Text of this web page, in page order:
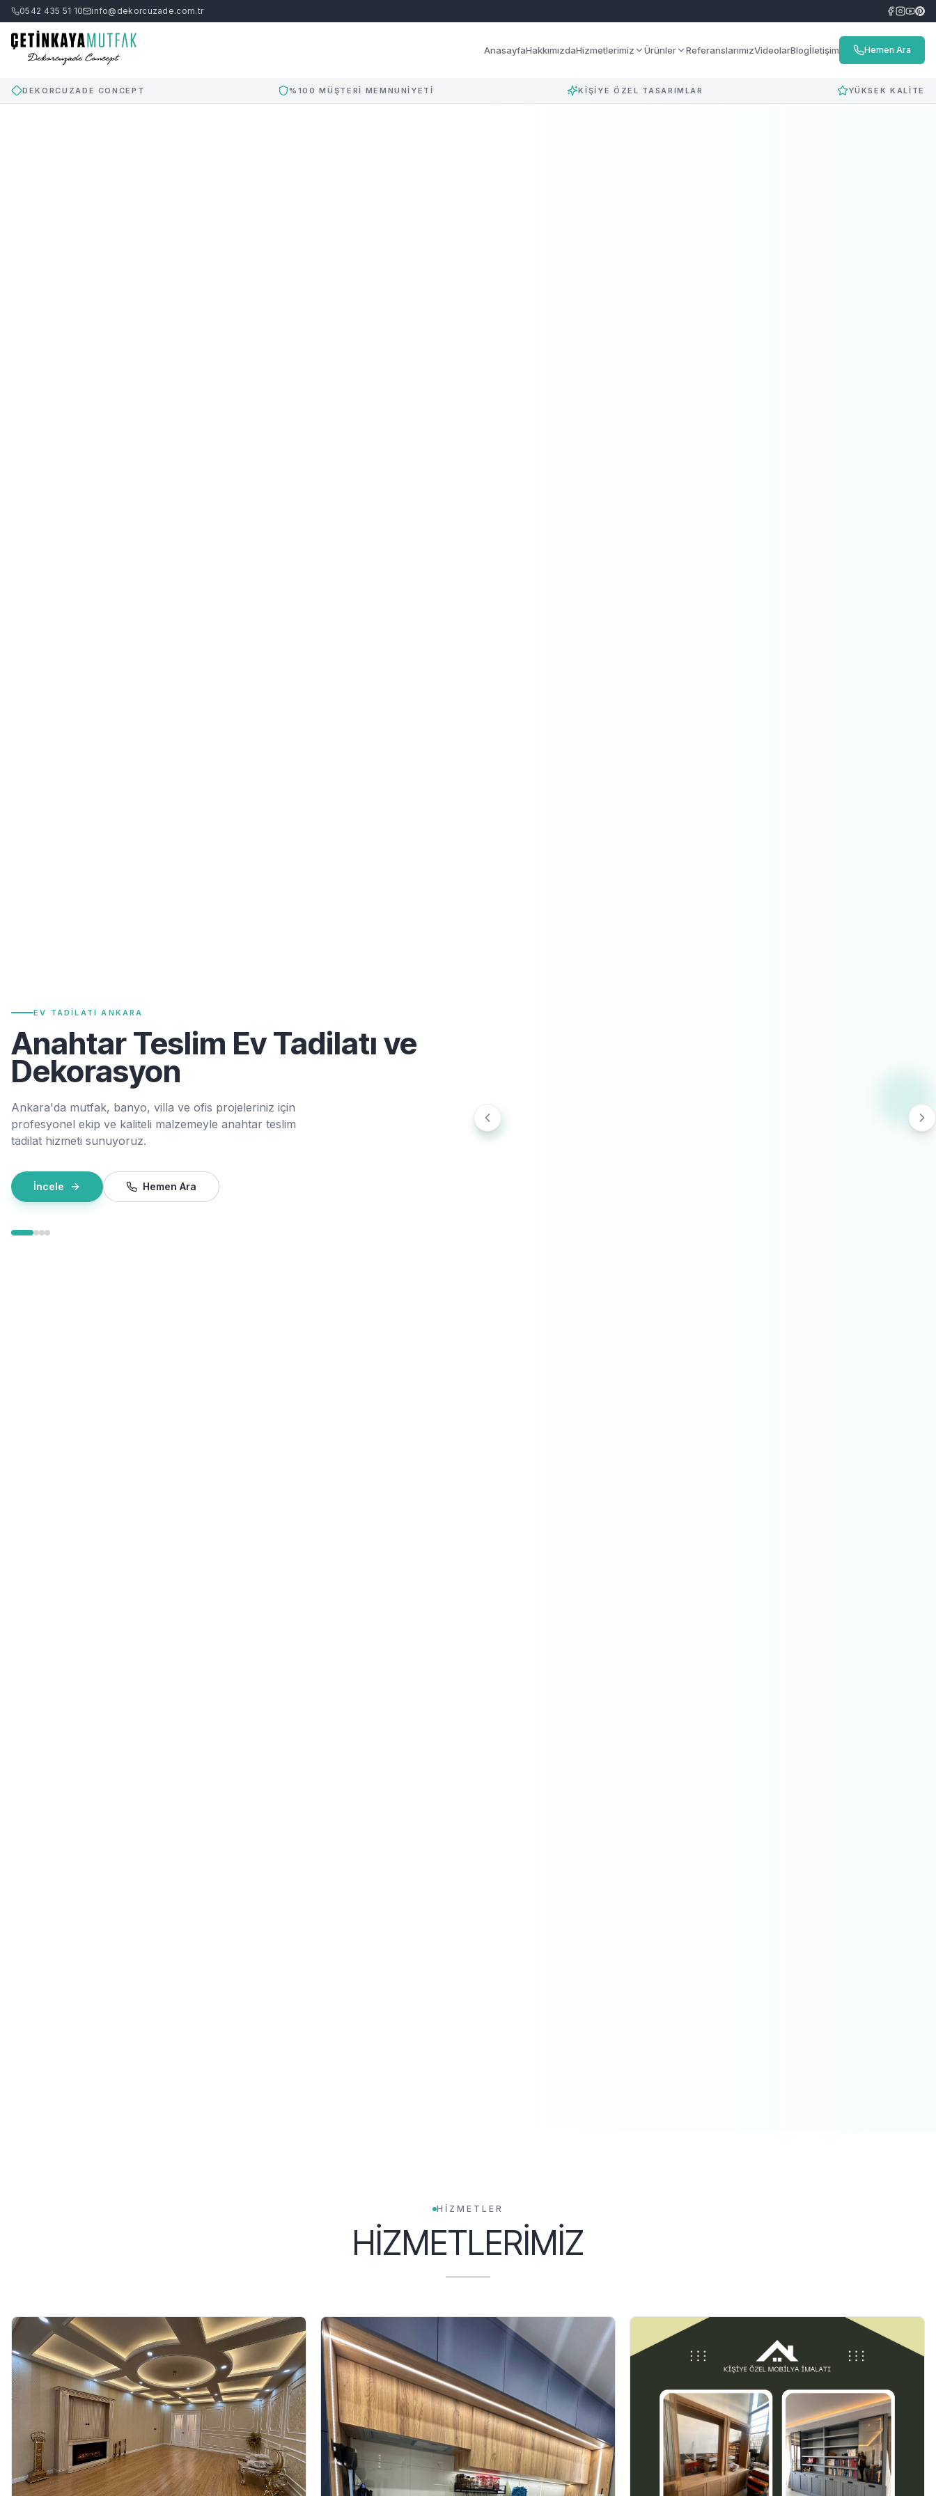
0542 435 51 10 info@dekorcuzade.com.tr
AnasayfaHakkımızdaHizmetlerimiz Ürünler ReferanslarımızVideolarBlogİletişim Hemen Ara
DEKORCUZADE CONCEPT %100 MÜŞTERİ MEMNUNİYETİ KİŞİYE ÖZEL TASARIMLAR YÜKSEK KALİTE
EV TADILATI ANKARA
Anahtar Teslim Ev Tadilatı ve
Dekorasyon
Ankara'da mutfak, banyo, villa ve ofis projeleriniz için
profesyonel ekip ve kaliteli malzemeyle anahtar teslim
tadilat hizmeti sunuyoruz.
İncele Hemen Ara
HİZMETLER
HİZMETLERİMİZ